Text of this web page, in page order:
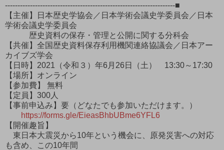
--------------------------------------------------------------------■
【主催】日本歴史学協会／日本学術会議史学委員会／日本
学術会議史学委員会
歴史資料の保存・管理と公開に関する分科会
【共催】全国歴史資料保存利用機関連絡協議会／日本アー
カイブズ学会
【日時】2021（令和３）年6月26日（土） 13:30～17:30
【場所】オンライン
【参加費】 無料
【定員】300人
【事前申込み】要（どなたでも参加いただけます。）
https://forms.gle/EieasBhbUBme6YFL6
【開催趣旨】
東日本大震災から10年という機会に、原発災害への対応
も含め、この10年間